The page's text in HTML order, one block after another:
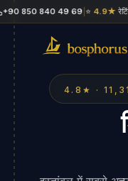
840 49 69|⭐ 4.9★ रेटिंग|
4.8★ ·